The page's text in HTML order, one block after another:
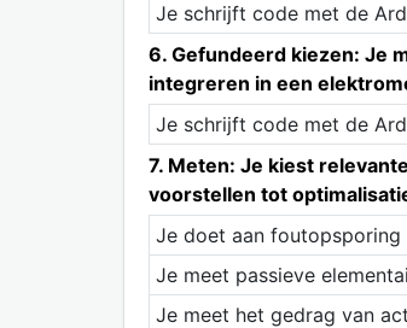
Je schrijft code met de
6. Gefundeerd kiezen: Je
integreren in een
Je schrijft code met de
7. Meten: Je kiest
voorstellen tot
Je doet aan foutopsporing
Je meet passieve
Je meet het gedrag van